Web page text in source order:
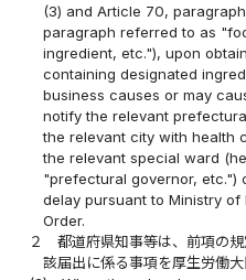
(3) and Article 70,
paragraph referred to as
ingredient, etc."), upon
containing designated
business causes or may
notify the relevant
the relevant city with health
the relevant special ward
"prefectural governor, etc.")
delay pursuant to Ministry
Order.
２
都道府県知事等は、前項の
該届出に係る事項を厚生労働